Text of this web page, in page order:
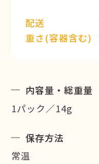
配送
重さ(容器含む)
内容量・総重量
1パック／14g
保存方法
常温